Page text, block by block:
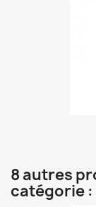
8 autres
catégorie :